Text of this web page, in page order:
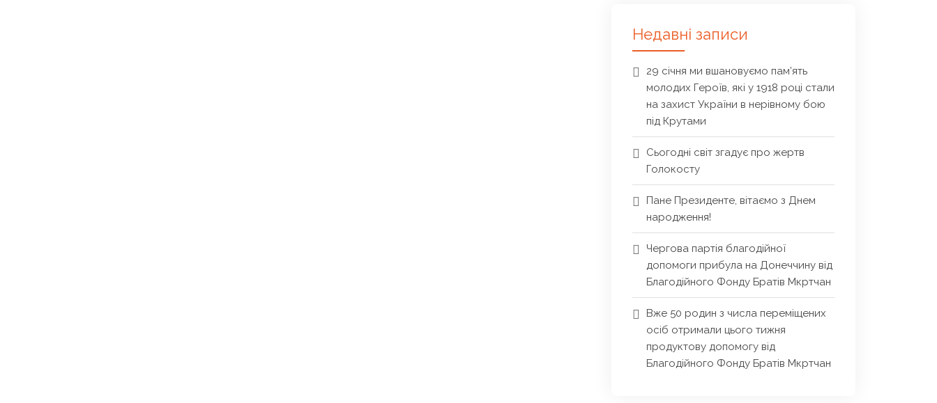
Недавні записи
29 січня ми вшановуємо пам’ять
молодих Героїв, які у 1918 році стали
на захист України в нерівному бою
під Крутами
Сьогодні світ згадує про жертв
Голокосту
Пане Президенте, вітаємо з Днем
народження!
Чергова партія благодійної
допомоги прибула на Донеччину від
Благодійного Фонду Братів Мкртчан
Вже 50 родин з числа переміщених
осіб отримали цього тижня
продуктову допомогу від
Благодійного Фонду Братів Мкртчан